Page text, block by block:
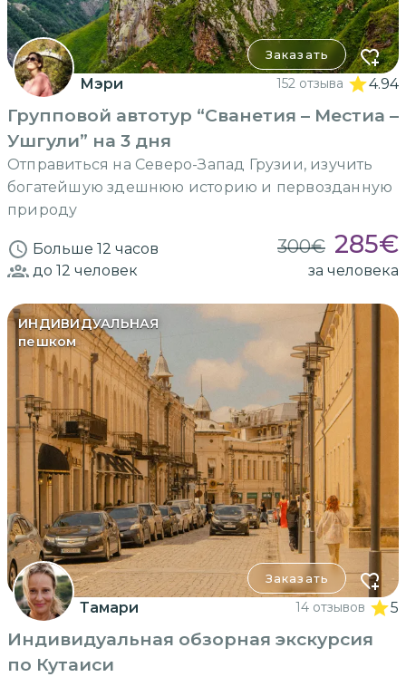
Заказать
Мэри 152 отзыва 4.94
Групповой автотур “Сванетия – Местиа –
Ушгули” на 3 дня
Отправиться на Северо-Запад Грузии, изучить
богатейшую здешнюю историю и первозданную
природу
Больше 12 часов 300€ 285€
до 12 человек за человека
ИНДИВИДУАЛЬНАЯ
пешком
Заказать
Тамари 14 отзывов 5
Индивидуальная обзорная экскурсия
по Кутаиси